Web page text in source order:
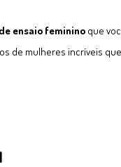
ensaio feminino que
de mulheres incríveis